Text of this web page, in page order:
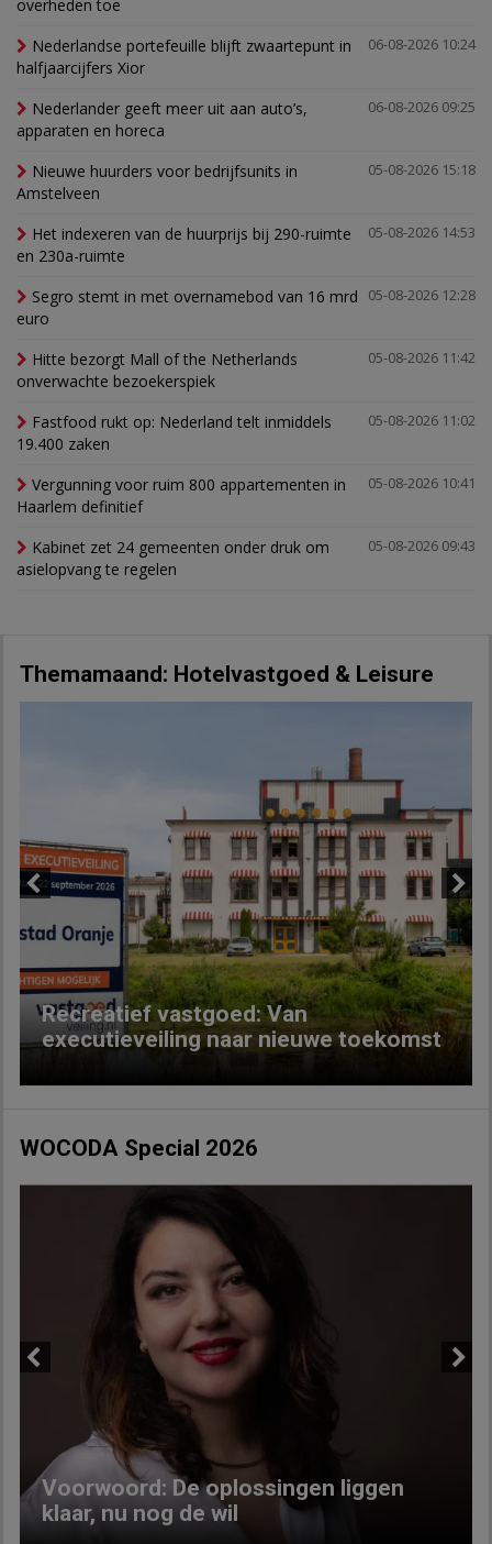
overheden toe
06-08-2026 10:24
Nederlandse portefeuille blijft zwaartepunt in
halfjaarcijfers Xior
06-08-2026 09:25
Nederlander geeft meer uit aan auto’s,
apparaten en horeca
05-08-2026 15:18
Nieuwe huurders voor bedrijfsunits in
Amstelveen
05-08-2026 14:53
Het indexeren van de huurprijs bij 290-ruimte
en 230a-ruimte
05-08-2026 12:28
Segro stemt in met overnamebod van 16 mrd
euro
05-08-2026 11:42
Hitte bezorgt Mall of the Netherlands
onverwachte bezoekerspiek
05-08-2026 11:02
Fastfood rukt op: Nederland telt inmiddels
19.400 zaken
05-08-2026 10:41
Vergunning voor ruim 800 appartementen in
Haarlem definitief
05-08-2026 09:43
Kabinet zet 24 gemeenten onder druk om
asielopvang te regelen
Themamaand: Hotelvastgoed & Leisure
Recreatief vastgoed: Van
executieveiling naar nieuwe toekomst
Next
WOCODA Special 2026
Voorwoord: De oplossingen liggen
klaar, nu nog de wil